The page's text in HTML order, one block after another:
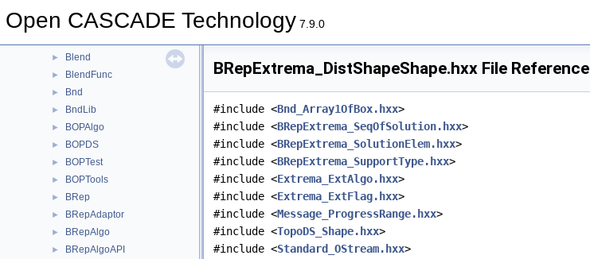
Open CASCADE Technology 7.9.0
► Bisector
► Blend
► BlendFunc
► Bnd
► BndLib
► BOPAlgo
► BOPDS
► BOPTest
► BOPTools
► BRep
► BRepAdaptor
► BRepAlgo
► BRepAlgoAPI
BRepExtrema_DistShapeShape.hxx File Reference
#include <Bnd_Array1OfBox.hxx>
#include <BRepExtrema_SeqOfSolution.hxx>
#include <BRepExtrema_SolutionElem.hxx>
#include <BRepExtrema_SupportType.hxx>
#include <Extrema_ExtAlgo.hxx>
#include <Extrema_ExtFlag.hxx>
#include <Message_ProgressRange.hxx>
#include <TopoDS_Shape.hxx>
#include <Standard_OStream.hxx>